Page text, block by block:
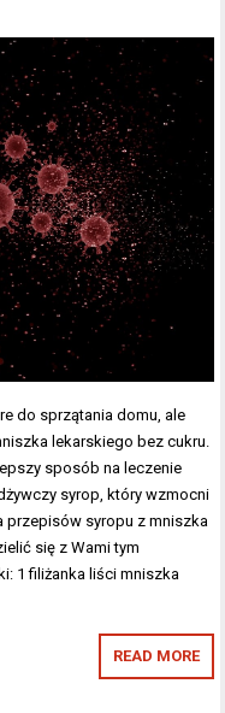
do sprzątania domu, ale
lekarskiego bez cukru.
sposób na leczenie
syrop, który wzmocni
przepisów syropu z mniszka
się z Wami tym
1 filiżanka liści mniszka
READ MORE